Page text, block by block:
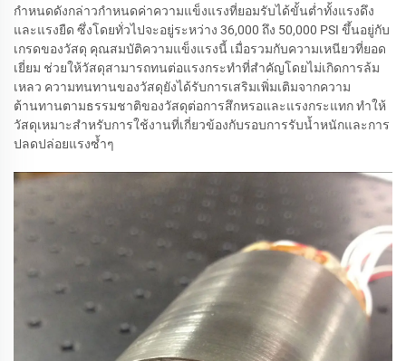
กำหนดดังกล่าวกำหนดค่าความแข็งแรงที่ยอมรับได้ขั้นต่ำทั้งแรงดึง
และแรงยืด ซึ่งโดยทั่วไปจะอยู่ระหว่าง 36,000 ถึง 50,000 PSI ขึ้นอยู่กับ
เกรดของวัสดุ คุณสมบัติความแข็งแรงนี้ เมื่อรวมกับความเหนียวที่ยอด
เยี่ยม ช่วยให้วัสดุสามารถทนต่อแรงกระทำที่สำคัญโดยไม่เกิดการล้ม
เหลว ความทนทานของวัสดุยังได้รับการเสริมเพิ่มเติมจากความ
ต้านทานตามธรรมชาติของวัสดุต่อการสึกหรอและแรงกระแทก ทำให้
วัสดุเหมาะสำหรับการใช้งานที่เกี่ยวข้องกับรอบการรับน้ำหนักและการ
ปลดปล่อยแรงซ้ำๆ